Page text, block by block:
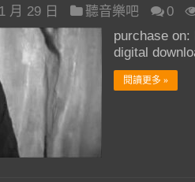
月 29 日 聽音樂吧 0
purchase
digital
閱讀更多 »